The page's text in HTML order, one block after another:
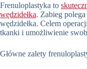
Frenuloplastyka to
wędzidełka. Zabieg
wędzidełka. Celem
tkanki i umożliwienie
Główne zalety